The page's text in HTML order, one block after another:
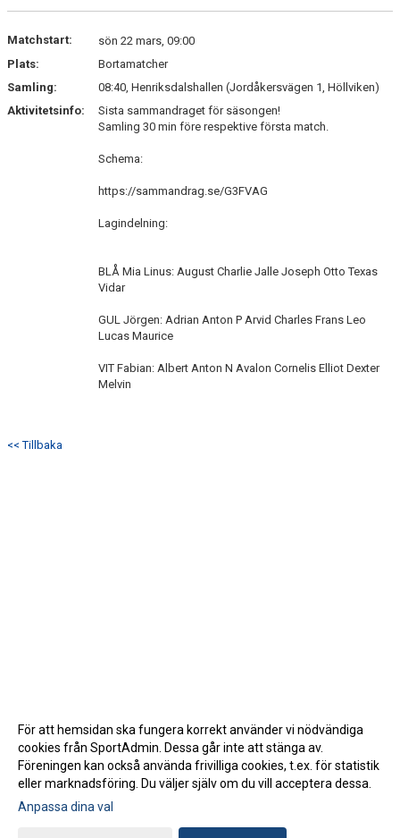
Matchstart:
sön 22 mars, 09:00
Plats:
Bortamatcher
Samling:
08:40, Henriksdalshallen (Jordåkersvägen 1, Höllviken)
Aktivitetsinfo:
Sista sammandraget för säsongen!
Samling 30 min före respektive första match.
Schema:
https://sammandrag.se/G3FVAG
Lagindelning:
BLÅ Mia Linus: August Charlie Jalle Joseph Otto Texas
Vidar
GUL Jörgen: Adrian Anton P Arvid Charles Frans Leo
Lucas Maurice
VIT Fabian: Albert Anton N Avalon Cornelis Elliot Dexter
Melvin
<< Tillbaka
Gå till Webbversion
För att hemsidan ska fungera korrekt använder vi nödvändiga
cookies från SportAdmin. Dessa går inte att stänga av.
Föreningen kan också använda frivilliga cookies, t.ex. för statistik
eller marknadsföring. Du väljer själv om du vill acceptera dessa.
Anpassa dina val